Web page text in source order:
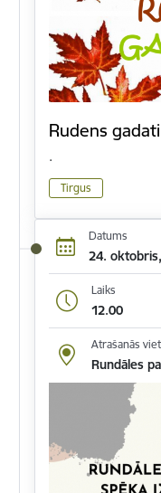
Rudens
.
Tirgus
Datums
24.
Laiks
12.00
Atrašanās
Rundāles